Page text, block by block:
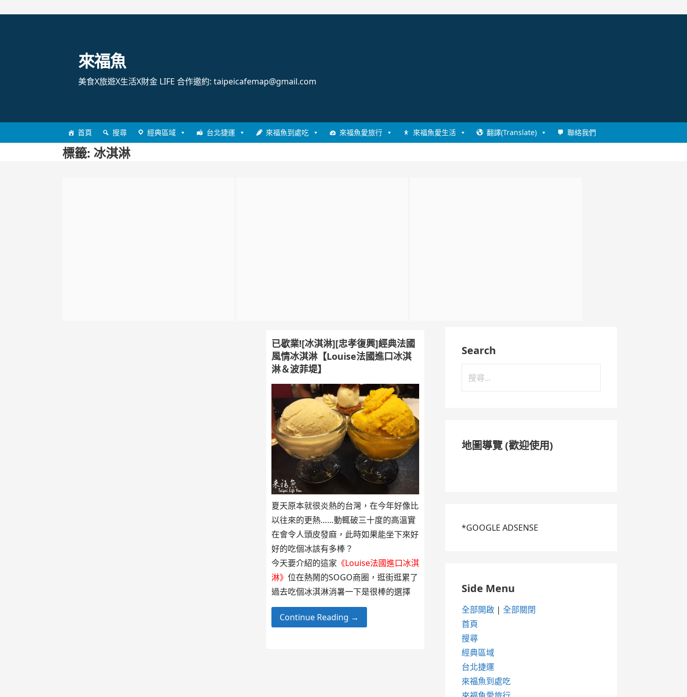
來福魚
美食X旅遊X生活X財金 LIFE 合作邀約: taipeicafemap@gmail.com
首頁 搜尋 經典區域 台北捷運 來福魚到處吃 來福魚愛旅行 來福魚愛生活 翻譯(Translate) 聯絡我們
標籤: 冰淇淋
已歇業![冰淇淋][忠孝復興]經典法國
風情冰淇淋【Louise法國進口冰淇
淋＆波菲堤】
夏天原本就很炎熱的台灣，在今年好像比
以往來的更熱……動輒破三十度的高溫實
在會令人頭皮發麻，此時如果能坐下來好
好的吃個冰該有多棒？
今天要介紹的這家《Louise法國進口冰淇
淋》 位在熱鬧的SOGO商圈，逛街逛累了
過去吃個冰淇淋消暑一下是很棒的選擇
Continue Reading →
Search
尋
地圖導覽 (歡迎使用)
*GOOGLE ADSENSE
Side Menu
全部開啟| 全部關閉
首頁
搜尋
經典區域
台北捷運
來福魚到處吃